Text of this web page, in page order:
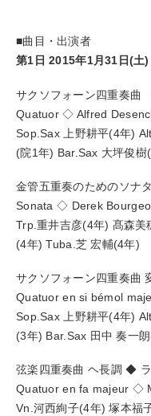
■曲目・出演者
第1日 2015年1月31日(土
サクソフォーン四重奏
Quatuor ◇ Alfred
Sop.Sax 上野耕平(4年)
(院1年) Bar.Sax 大坪俊樹
金管五重奏のためのソナ
Sonata ◇ Derek
Trp.重井吉彦(4年) 髙森
(4年) Tuba.芝 宏輔(4年)
サクソフォーン四重奏
Quatuor en si bémol
Sop.Sax 上野耕平(4年)
(3年) Bar.Sax 田中 奏一
弦楽四重奏曲 ヘ長調 ◆
Quatuor en fa majeur ◇
Vn.河西絢子(4年) 塚本福